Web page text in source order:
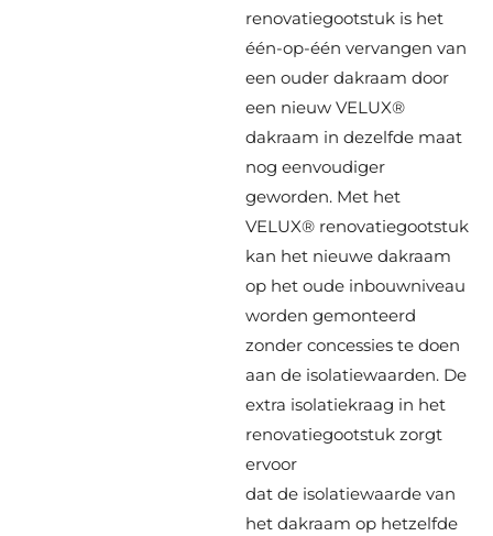
renovatiegootstuk is het
één-op-één vervangen van
een ouder dakraam door
een nieuw VELUX®
dakraam in dezelfde maat
nog eenvoudiger
geworden. Met het
VELUX® renovatiegootstuk
kan het nieuwe dakraam
op het oude inbouwniveau
worden gemonteerd
zonder concessies te doen
aan de isolatiewaarden. De
extra isolatiekraag in het
renovatiegootstuk zorgt
ervoor
dat de isolatiewaarde van
het dakraam op hetzelfde